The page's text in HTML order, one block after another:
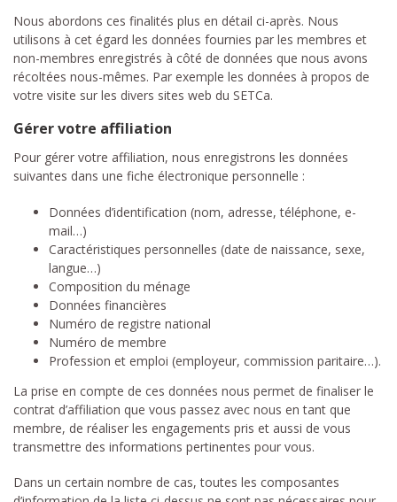
Nous abordons ces finalités plus en détail ci-après. Nous
utilisons à cet égard les données fournies par les membres et
non-membres enregistrés à côté de données que nous avons
récoltées nous-mêmes. Par exemple les données à propos de
votre visite sur les divers sites web du SETCa.
Gérer votre affiliation
Pour gérer votre affiliation, nous enregistrons les données
suivantes dans une fiche électronique personnelle :
Données d’identification (nom, adresse, téléphone, e-
mail…)
Caractéristiques personnelles (date de naissance, sexe,
langue…)
Composition du ménage
Données financières
Numéro de registre national
Numéro de membre
Profession et emploi (employeur, commission paritaire…).
La prise en compte de ces données nous permet de finaliser le
contrat d’affiliation que vous passez avec nous en tant que
membre, de réaliser les engagements pris et aussi de vous
transmettre des informations pertinentes pour vous.
Dans un certain nombre de cas, toutes les composantes